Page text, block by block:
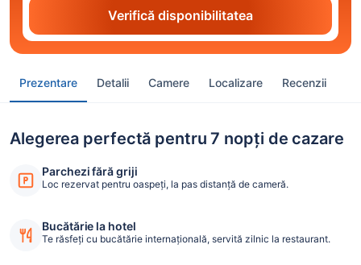
Verifică disponibilitatea
Prezentare Detalii Camere Localizare Recenzii
Alegerea perfectă pentru 7 nopți de cazare
Parchezi fără griji
Loc rezervat pentru oaspeți, la pas distanță de cameră.
Bucătărie la hotel
Te răsfeți cu bucătărie internaţională, servită zilnic la restaurant.